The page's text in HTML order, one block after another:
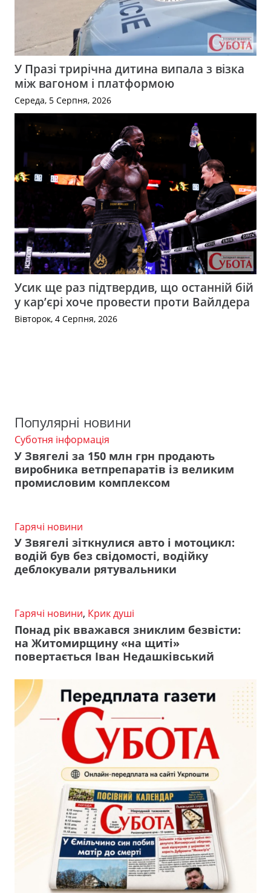
У Празі трирічна дитина випала з візка
між вагоном і платформою
Середа, 5 Серпня, 2026
Усик ще раз підтвердив, що останній бій
у кар’єрі хоче провести проти Вайлдера
Вівторок, 4 Серпня, 2026
Популярні новини
Суботня інформація
У Звягелі за 150 млн грн продають
виробника ветпрепаратів із великим
промисловим комплексом
Гарячі новини
У Звягелі зіткнулися авто і мотоцикл:
водій був без свідомості, водійку
деблокували рятувальники
Гарячі новини, Крик душі
Понад рік вважався зниклим безвісти:
на Житомирщину «на щиті»
повертається Іван Недашківський